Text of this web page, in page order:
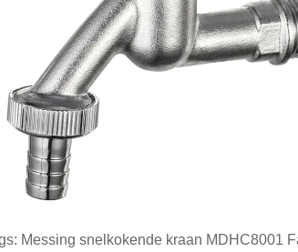
Messing snelkokende kraan MDHC8001